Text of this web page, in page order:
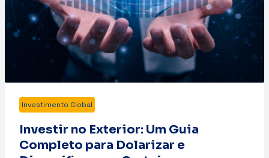
Investimento Global
Investir no Exterior: Um Guia
Completo para Dolarizar e